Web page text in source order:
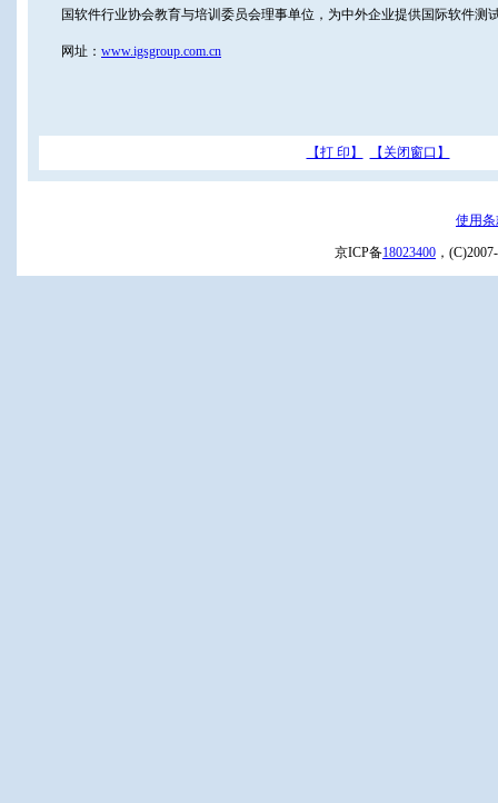
国软件行业协会教育与培训委员会理事单位，为中外企业提供国际软件测
网址： www.igsgroup.com.cn
【打 印】 【关闭窗口】
使用
京ICP备18023400 ，